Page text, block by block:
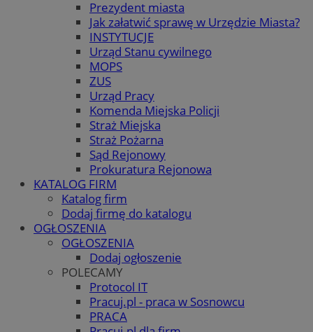
Prezydent miasta
Jak załatwić sprawę w Urzędzie Miasta?
INSTYTUCJE
Urząd Stanu cywilnego
MOPS
ZUS
Urząd Pracy
Komenda Miejska Policji
Straż Miejska
Straż Pożarna
Sąd Rejonowy
Prokuratura Rejonowa
KATALOG FIRM
Katalog firm
Dodaj firmę do katalogu
OGŁOSZENIA
OGŁOSZENIA
Dodaj ogłoszenie
POLECAMY
Protocol IT
Pracuj.pl - praca w Sosnowcu
PRACA